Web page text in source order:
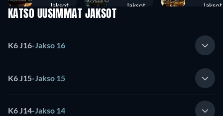
Jaksot
Jaksot
Jaksot
KATSO UUSIMMAT JAKSOT
K6 J16-Jakso 16
K6 J15- Jakso 15
K6 J14-Jakso 14